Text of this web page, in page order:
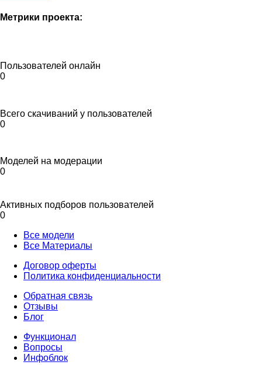
Метрики проекта:
Пользователей онлайн
0
Всего скачиваний у пользователей
0
Моделей на модерации
0
Активных подборов пользователей
0
Все модели
Все Материалы
Договор оферты
Политика конфиденциальности
Обратная связь
Отзывы
Блог
Функционал
Вопросы
Инфоблок